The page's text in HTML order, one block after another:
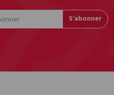
S'abonner